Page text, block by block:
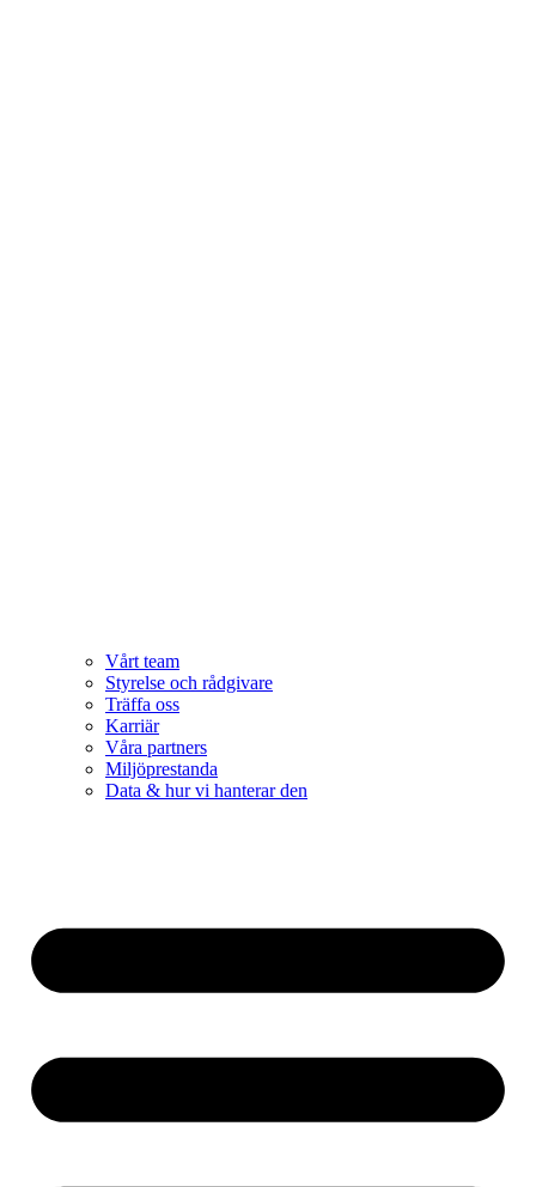
Vårt team
Styrelse och rådgivare
Träffa oss
Karriär
Våra partners
Miljöprestanda
Data & hur vi hanterar den